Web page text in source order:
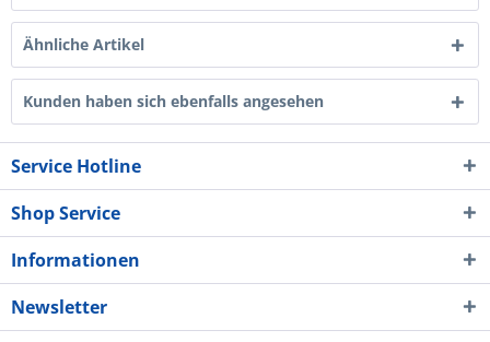
Ähnliche Artikel
Kunden haben sich ebenfalls angesehen
Service Hotline
Shop Service
Informationen
Newsletter